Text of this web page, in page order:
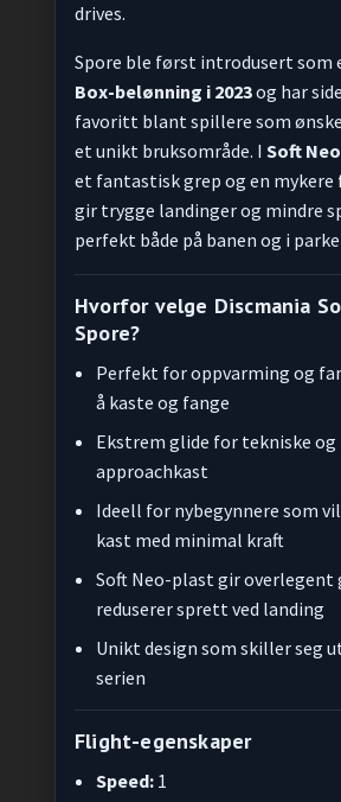
drives.
Spore ble først introdusert som
Box-belønning i 2023og har
favoritt blant spillere som
et unikt bruksområde. I Soft
et fantastisk grep og en mykere
gir trygge landinger og mindre
perfekt både på banen og i
Hvorfor velge Discmania
Spore?
Perfekt for oppvarming og
å kaste og fange
Ekstrem glide for tekniske og
approachkast
Ideell for nybegynnere som
kast med minimal kraft
Soft Neo-plast gir overlegent
reduserer sprett ved landing
Unikt design som skiller seg
serien
Flight-egenskaper
Speed: 1